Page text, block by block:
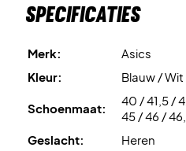
schokabsorptie, een zacht
materiaal is ademend,
uitstekende pasvorm.
gepolsterd bij de hiel, wat het
Specificaties
Merk:
Asics
Kleur:
Blauw / Wit
Schoenmaat:
40 / 41,5 /
45 / 46 /
Geslacht:
Heren